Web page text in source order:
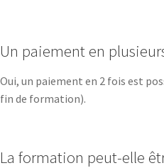
Un paiement en
Oui, un paiement en 2 fois est
fin de formation).
La formation peut-elle